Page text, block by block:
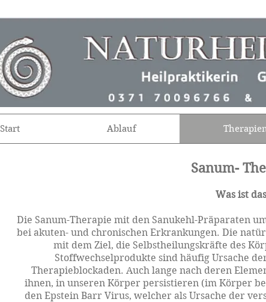
Start Ablauf
Sanum-
Was ist
Die Sanum-Therapie mit den Sanukehl-Präparaten
bei akuten- und chronischen Erkrankungen. Die
mit dem Ziel, die Selbstheilungskräfte des
Stoffwechselprodukte sind häufig Ursache
Therapieblockaden. Auch lange nach deren
ihnen, in unseren Körper persistieren (im Körper
den Epstein Barr Virus, welcher als Ursache der